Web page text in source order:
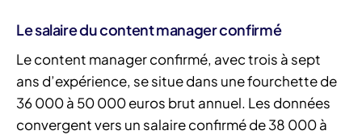
Le salaire du content manager confirmé
Le content manager confirmé, avec trois à sept
ans d’expérience, se situe dans une fourchette de
36 000 à 50 000 euros brut annuel. Les données
convergent vers un salaire confirmé de 38 000 à